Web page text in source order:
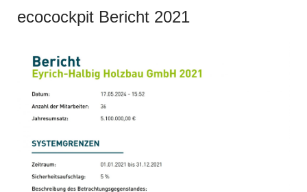
ecocockpit Bericht 2021